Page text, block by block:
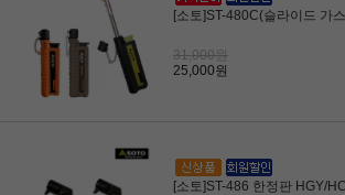
[소토]ST-480C(슬라이드 가
31,000원
25,000원
[소토]ST-486 한정판 HGY/